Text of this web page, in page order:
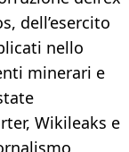
dell’esercito
nello
minerari e
Wikileaks e